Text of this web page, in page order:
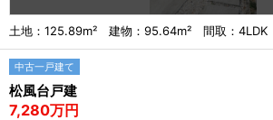
土地：125.89m² 建物：95.64m² 間取：4LDK
中古一戸建て
松風台戸建
7,280万円